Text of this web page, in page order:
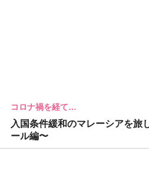
コロナ禍を経て…
入国条件緩和のマレーシアを旅
ール編〜